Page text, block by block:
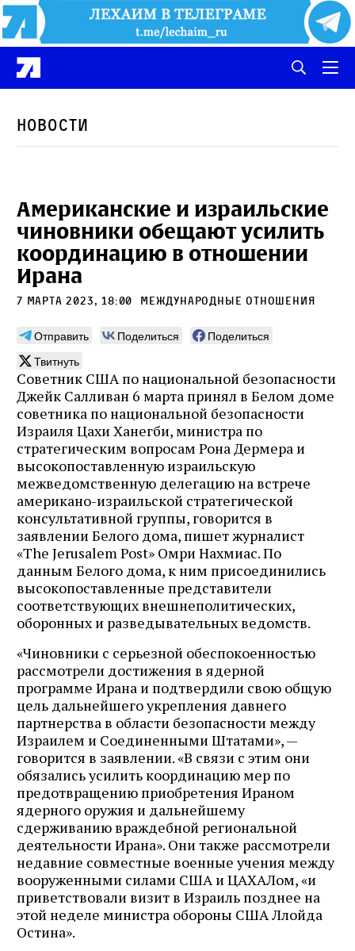
Новости
Американские и израильские
чиновники обещают усилить
координацию в отношении
Ирана
7 марта 2023, 18:00 международные отношения
Отправить Поделиться
Поделиться
Твитнуть
Советник США по национальной безопасности
Джейк Салливан 6 марта принял в Белом доме
советника по национальной безопасности
Израиля Цахи Ханегби, министра по
стратегическим вопросам Рона Дермера и
высокопоставленную израильскую
межведомственную делегацию на встрече
американо-израильской стратегической
консультативной группы, говорится в
заявлении Белого дома, пишет журналист
«The Jerusalem Post» Омри Нахмиас. По
данным Белого дома, к ним присоединились
высокопоставленные представители
соответствующих внешнеполитических,
оборонных и разведывательных ведомств.
«Чиновники с серьезной обеспокоенностью
рассмотрели достижения в ядерной
программе Ирана и подтвердили свою общую
цель дальнейшего укрепления давнего
партнерства в области безопасности между
Израилем и Соединенными Штатами», —
говорится в заявлении. «В связи с этим они
обязались усилить координацию мер по
предотвращению приобретения Ираном
ядерного оружия и дальнейшему
сдерживанию враждебной региональной
деятельности Ирана». Они также рассмотрели
недавние совместные военные учения между
вооруженными силами США и ЦАХАЛом, «и
приветствовали визит в Израиль позднее на
этой неделе министра обороны США Ллойда
Остина».